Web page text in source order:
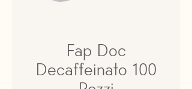
Fap Doc
Decaffeinato 100